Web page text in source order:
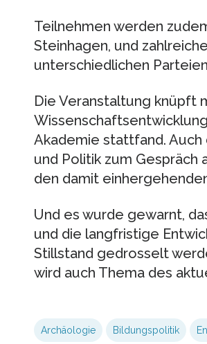
Teilnehmen werden
Steinhagen, und
unterschiedlichen
Die Veranstaltung knüpft
Akademie stattfand.
und Politik zum Gespräch
den damit
Und es wurde gewarnt,
und die langfristige
Stillstand gedrosselt
wird auch Thema des
Archäologie Bildungspolitik